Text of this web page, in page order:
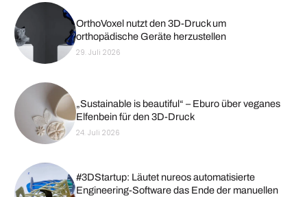
OrthoVoxel nutzt den 3D-Druck um
orthopädische Geräte herzustellen
29. Juli 2026
„Sustainable is beautiful“ – Eburo über veganes
Elfenbein für den 3D-Druck
24. Juli 2026
#3DStartup: Läutet nureos automatisierte
Engineering-Software das Ende der manuellen